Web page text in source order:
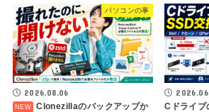
パソコンの事
2026.08.06
Clonezillaのバックアップか
Cドライブ